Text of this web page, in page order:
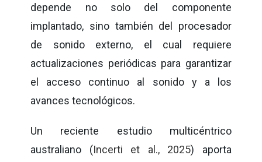
depende no solo del componente
implantado, sino también del procesador
de sonido externo, el cual requiere
actualizaciones periódicas para garantizar
el acceso continuo al sonido y a los
avances tecnológicos.
Un reciente estudio multicéntrico
australiano (Incerti et al., 2025) aporta